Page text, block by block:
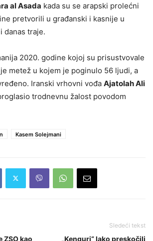
al Asada kada su se arapski prolećni
pretvorili u građanski i kasnije u
danas traje.
2020. godine kojoj su prisustvovale
metež u kojem je poginulo 56 ljudi, a
Iranski vrhovni vođa Ajatolah Ali
trodnevnu žalost povodom
Kasem Solejmani
ZSO kao
Sledeći tekst
„Kenguri“ lako preskočili